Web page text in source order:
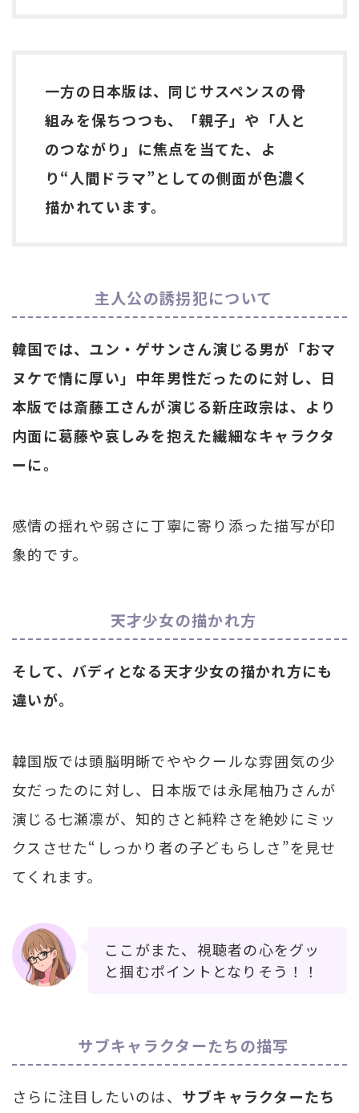
一方の日本版は、同じサスペンスの骨
組みを保ちつつも、「親子」や「人と
のつながり」に焦点を当てた、よ
り“人間ドラマ”としての側面が色濃く
描かれています。
主人公の誘拐犯について
韓国では、ユン・ゲサンさん演じる男が「おマ
ヌケで情に厚い」中年男性だったのに対し、日
本版では斎藤工さんが演じる新庄政宗は、より
内面に葛藤や哀しみを抱えた繊細なキャラクタ
ーに。
感情の揺れや弱さに丁寧に寄り添った描写が印
象的です。
天才少女の描かれ方
そして、バディとなる天才少女の描かれ方にも
違いが。
韓国版では頭脳明晰でややクールな雰囲気の少
女だったのに対し、日本版では永尾柚乃さんが
演じる七瀬凛が、知的さと純粋さを絶妙にミッ
クスさせた“しっかり者の子どもらしさ”を見せ
てくれます。
ここがまた、視聴者の心をグッ
と掴むポイントとなりそう！！
サブキャラクターたちの描写
さらに注目したいのは、 サブキャラクターたち